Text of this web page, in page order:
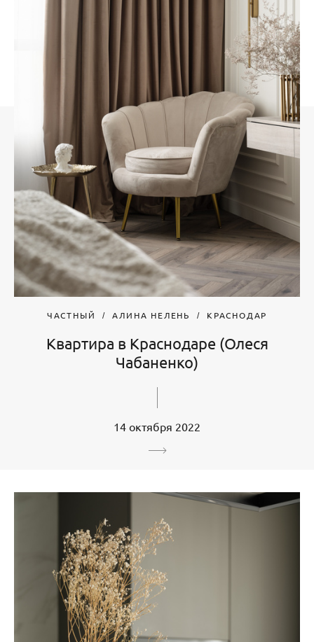
ЧАСТНЫЙ АЛИНА НЕЛЕНЬ КРАСНОДАР
Квартира в Краснодаре (Олеся
Чабаненко)
14 октября 2022